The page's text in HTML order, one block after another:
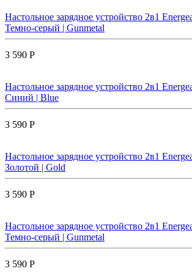
Настольное зарядное устройство 2в1
Темно-серый | Gunmetal
3 590 Р
Настольное зарядное устройство 2в1
Синий | Blue
3 590 Р
Настольное зарядное устройство 2в1
Золотой | Gold
3 590 Р
Настольное зарядное устройство 2в1
Темно-серый | Gunmetal
3 590 Р